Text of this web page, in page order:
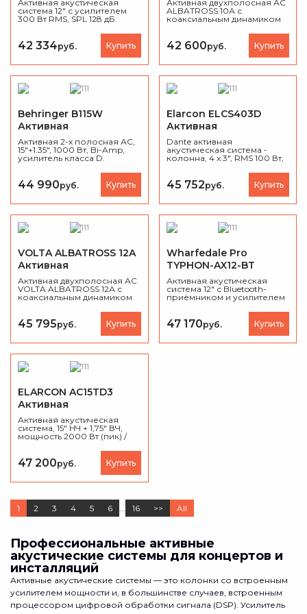
Активная акустическая
система 12" с усилителем
300 Вт RMS, SPL 128 дБ.
влагостойкий НЧ-динамик.
Лёгкий пластиковый
корпус (12 кг). Для клубов,
концертов и выездных
мероприятий.
42 334руб. Купить
Активная двухполосная АС
ALBATROSS 10А с
коаксиальным динамиком
Bluetooth TWS и мобильным
управлением. Мощность
450 Вт. , корпус
. Можно
использовать как
сценический монитор. В
комплекте — стакан под
штангу D35 мм, точки
42 600руб. Купить
Behringer B115W
Активная
акустическая система
Активная 2-х полосная АС,
15"+1.35", 1000 Вт, Bi-Amp,
усилитель класса D.
44 990руб. Купить
Elarcon ELCS403D
Активная
акустическая система
Dante активная
акустическая система -
колонна, 4 x 3", RMS 100 Вт,
45 752руб. Купить
VOLTA ALBATROSS 12A
Активная
акустическая система
Активная двухполосная АС
VOLTA ALBATROSS 12А с
коаксиальным динамиком
Bluetooth TWS и мобильным
управлением. Мощность
450 Вт.Корпус
Можно
использовать как
сценический монитор. В
комплекте — стакан под
штангу D35 мм, точки
45 795руб. Купить
Wharfedale Pro
TYPHON-AX12-BT
Активная
акустическая система
Активная акустическая
система 12" с Bluetooth-
приёмником и усилителем
Титановый ВЧ-драйвер, 4
DSP-пресета, влагостойкий
НЧ-динамик. Корпус из
полипропилена, вес 16.2 кг.
Для концертов, клубов и
47 170руб. Купить
ELARCON AC15TD3
Активная
акустическая система
Активная акустическая
система, 15" НЧ + 1,75" ВЧ,
мощность 2000 Вт (пик) /
встроенный DSP, Bluetooth,
микшер, вес 21,5 кг.
47 200руб. Купить
1 2 3 4 5 6 ... 16 >> All
Профессиональные активные
акустические системы для концертов и
инсталляций
Активные акустические системы — это колонки со встроенным
усилителем мощности и, в большинстве случаев, встроенным
процессором цифровой обработки сигнала (DSP). Усилитель